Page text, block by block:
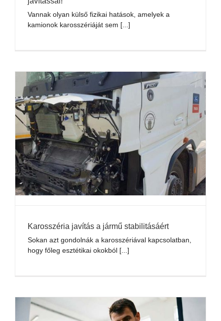
Vannak olyan külső fizikai hatások, amelyek a
kamionok karosszériáját sem [...]
Karosszéria javítás a jármű stabilitásáért
Sokan azt gondolnák a karosszériával kapcsolatban,
hogy főleg esztétikai okokból [...]